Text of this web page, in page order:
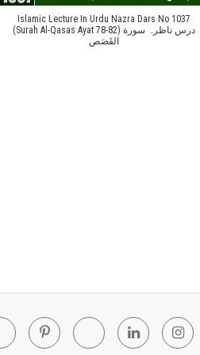
Islamic Lecture In Urdu Nazra Dars No 1037
(Surah Al-Qasas Ayat 78-82) درس ناظرہ سورة
القَصَص
Blogger Pinterest Tumblr Linkedin